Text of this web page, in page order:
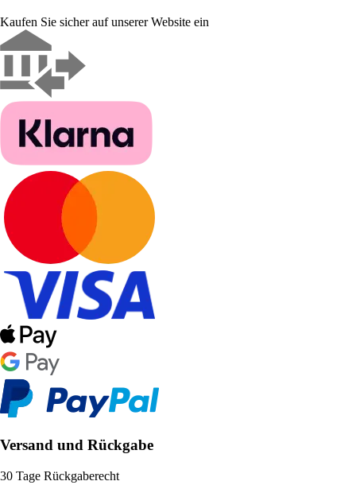
Kaufen Sie sicher auf unserer Website ein
Versand und Rückgabe
30 Tage Rückgaberecht